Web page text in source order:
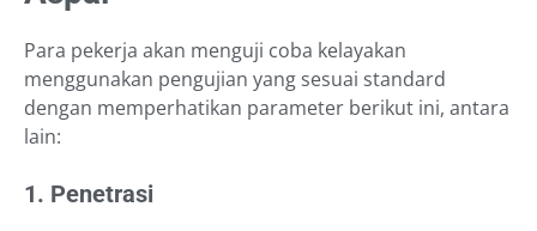
Para pekerja akan menguji coba kelayakan
menggunakan pengujian yang sesuai standard
dengan memperhatikan parameter berikut ini, antara
lain:
1. Penetrasi